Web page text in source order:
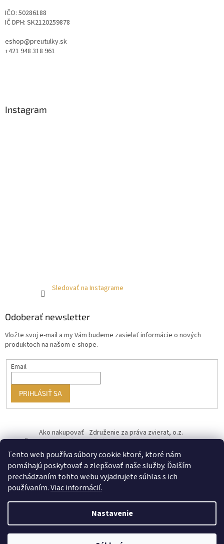
Tento web používa súbory cookie ktoré, ktoré nám
pomáhajú poskytovať a zlepšovať naše služby. Ďalším
prechádzaním tohto webu vyjadrujete súhlas s ich
používaním.Viac informácií.
Nastavenie
IČO: 50286188
IČ DPH: SK2120259878
eshop@preutulky.sk
+421 948 318 961
Instagram
Sledovať na Instagrame
Odoberať newsletter
Vložte svoj e-mail a my Vám budeme zasielať informácie o nových
produktoch na našom e-shope.
Email
PRIHLÁSIŤ SA
Ako nakupovať Združenie za práva zvierat, o.z.
Československý kastračný program Informácie o cookies
od ♥ vybudoval Filip Minár
Vytvoril Shoptet Premium